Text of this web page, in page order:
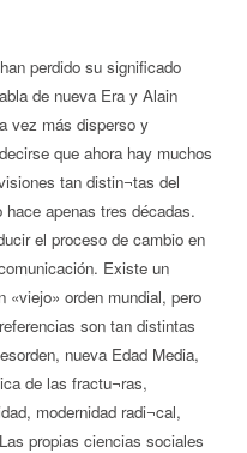
perdido su significado
de nueva Era y Alain
vez más disperso y
que ahora hay muchos
tan distin¬tas del
apenas tres décadas.
el proceso de cambio en
Existe un
«viejo» orden mundial, pero
son tan distintas
nueva Edad Media,
de las fractu¬ras,
modernidad radi¬cal,
propias ciencias sociales